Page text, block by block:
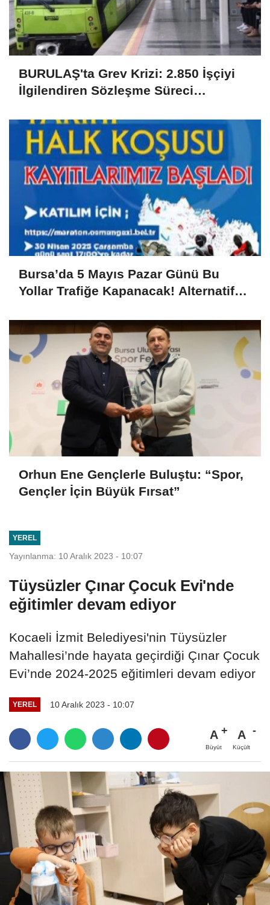
BURULAŞ'ta Grev Krizi: 2.850 İşçiyi
İlgilendiren Sözleşme Süreci
Bursa’da 5 Mayıs Pazar Günü Bu
Yollar Trafiğe Kapanacak! Alternatif
Orhun Ene Gençlerle Buluştu: “Spor,
Gençler İçin Büyük Fırsat”
YEREL
Yayınlanma: 10 Aralık 2023 - 10:07
Tüysüzler Çınar Çocuk Evi'nde
eğitimler devam ediyor
Kocaeli İzmit Belediyesi'nin Tüysüzler
Mahallesi’nde hayata geçirdiği Çınar Çocuk
Evi’nde 2024-2025 eğitimleri devam ediyor
YEREL 10 Aralık 2023 - 10:07
A
Büyüt
A
Küçült